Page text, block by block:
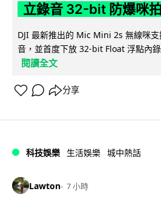
立錄音 32-bit 防爆咪
DJI 最新推出的 Mic Mini 2s 無線咪
音，並首度下放 32-bit Float 浮點內
閱讀全文
分享
科技娛樂 生活娛樂 城中熱話
Lawton 7 小時